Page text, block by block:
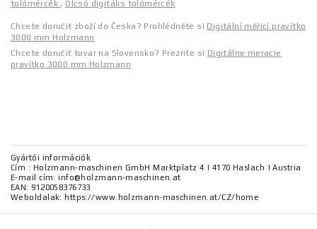
tolómércék, Olcsó digitális tolómércék
Chcete doručit zboží do Česka? Prohlédněte si Digitální měřicí pravítko
3000 mm Holzmann
Chcete doručiť tovar na Slovensko? Prezrite si Digitálne meracie
pravítko 3000 mm Holzmann
Gyártói információk
Cím : Holzmann-maschinen GmbH Marktplatz 4 | 4170 Haslach | Austria
E-mail cím: info@holzmann-maschinen.at
EAN: 9120058376733
Weboldalak: https://www.holzmann-maschinen.at/CZ/home